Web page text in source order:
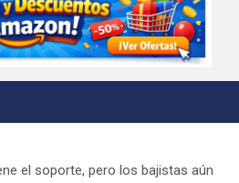
el soporte, pero los bajistas aún